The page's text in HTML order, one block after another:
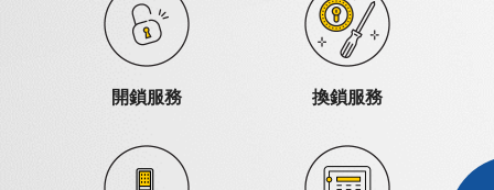
開鎖服務 換鎖服務